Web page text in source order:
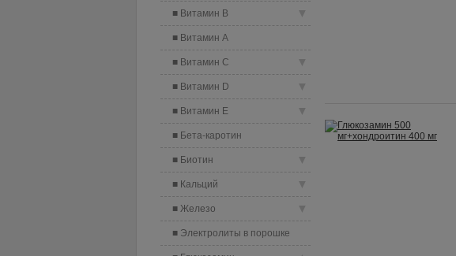
▼
Витамин B
Витамин A
▼
Витамин C
▼
Витамин D
▼
Витамин E
Бета-каротин
▼
Биотин
▼
Кальций
▼
Железо
Электролиты в порошке